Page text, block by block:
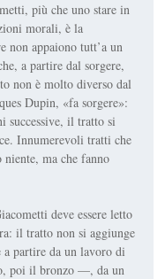
più che uno stare in
morali, è la
non appaiono tutt’a un
a partire dal sorgere,
non è molto diverso dal
Dupin, «fa sorgere»:
successive, il tratto si
Innumerevoli tratti che
niente, ma che fanno
deve essere letto
il tratto non si aggiunge
partire da un lavoro di
poi il bronzo —, da un